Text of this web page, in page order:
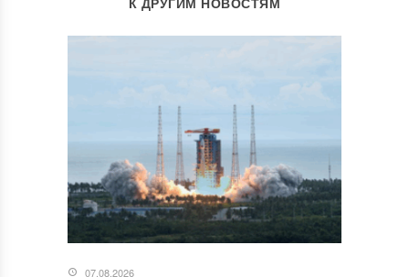
07.08.2026